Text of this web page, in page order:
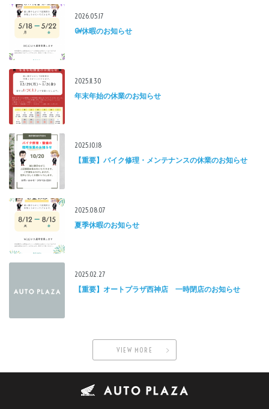
2026.05.17
GW休暇のお知らせ
2025.11.30
年末年始の休業のお知らせ
2025.10.18
【重要】バイク修理・メンテナンスの休業のお知らせ
2025.08.07
夏季休暇のお知らせ
2025.02.27
【重要】オートプラザ西神店 一時閉店のお知らせ
VIEW MORE